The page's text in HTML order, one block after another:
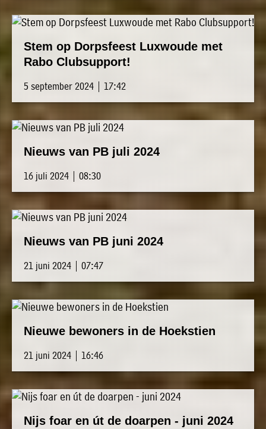
Stem op Dorpsfeest Luxwoude met
Rabo Clubsupport!
5 september 2024 | 17:42
Nieuws van PB juli 2024
16 juli 2024 | 08:30
Nieuws van PB juni 2024
21 juni 2024 | 07:47
Nieuwe bewoners in de Hoekstien
21 juni 2024 | 16:46
Nijs foar en út de doarpen - juni 2024